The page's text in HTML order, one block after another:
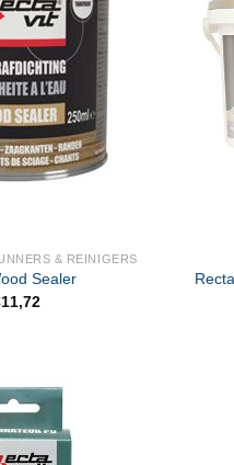
& REINIGERS
Sealer
11,72